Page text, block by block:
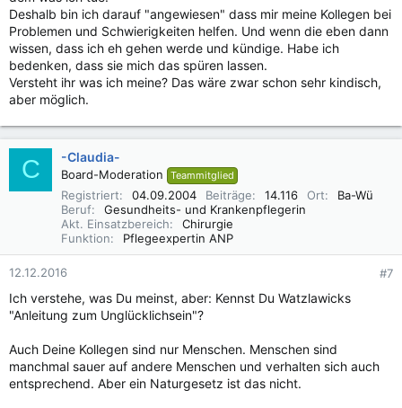
Deshalb bin ich darauf "angewiesen" dass mir meine Kollegen bei
Problemen und Schwierigkeiten helfen. Und wenn die eben dann
wissen, dass ich eh gehen werde und kündige. Habe ich
bedenken, dass sie mich das spüren lassen.
Versteht ihr was ich meine? Das wäre zwar schon sehr kindisch,
aber möglich.
C -Claudia-
Board-Moderation Teammitglied
Registriert 04.09.2004 Beiträge 14.116 Ort
Ba-Wü
Beruf
Gesundheits- und Krankenpflegerin
Akt. Einsatzbereich
Chirurgie
Funktion
Pflegeexpertin ANP
12.12.2016 #7
Ich verstehe, was Du meinst, aber: Kennst Du Watzlawicks
"Anleitung zum Unglücklichsein"?
Auch Deine Kollegen sind nur Menschen. Menschen sind
manchmal sauer auf andere Menschen und verhalten sich auch
entsprechend. Aber ein Naturgesetz ist das nicht.